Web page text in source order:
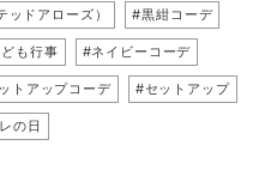
ドアローズ） #黒紺コーデ
も行事 #ネイビーコーデ
トアップコーデ #セットアップ
の日